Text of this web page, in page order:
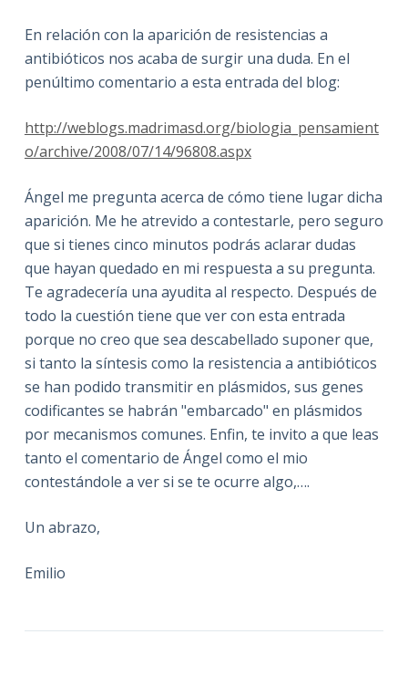
En relación con la aparición de resistencias a
antibióticos nos acaba de surgir una duda. En el
penúltimo comentario a esta entrada del blog:
http://weblogs.madrimasd.org/biologia_pensamient
o/archive/2008/07/14/96808.aspx
Ángel me pregunta acerca de cómo tiene lugar dicha
aparición. Me he atrevido a contestarle, pero seguro
que si tienes cinco minutos podrás aclarar dudas
que hayan quedado en mi respuesta a su pregunta.
Te agradecería una ayudita al respecto. Después de
todo la cuestión tiene que ver con esta entrada
porque no creo que sea descabellado suponer que,
si tanto la síntesis como la resistencia a antibióticos
se han podido transmitir en plásmidos, sus genes
codificantes se habrán "embarcado" en plásmidos
por mecanismos comunes. Enfin, te invito a que leas
tanto el comentario de Ángel como el mio
contestándole a ver si se te ocurre algo,….
Un abrazo,
Emilio